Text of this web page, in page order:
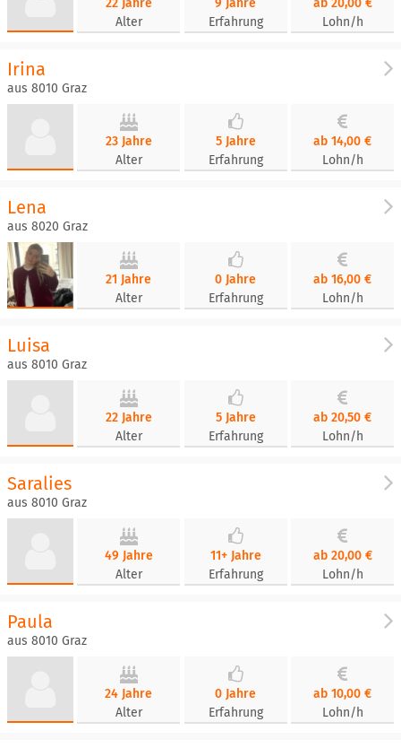
22 Jahre
Alter
9 Jahre
Erfahrung
ab 20,00 €
Lohn/h
Irina
aus 8010 Graz
23 Jahre
Alter
5 Jahre
Erfahrung
ab 14,00 €
Lohn/h
Lena
aus 8020 Graz
21 Jahre
Alter
0 Jahre
Erfahrung
ab 16,00 €
Lohn/h
Luisa
aus 8010 Graz
22 Jahre
Alter
5 Jahre
Erfahrung
ab 20,50 €
Lohn/h
Saralies
aus 8010 Graz
49 Jahre
Alter
11+ Jahre
Erfahrung
ab 20,00 €
Lohn/h
Paula
aus 8010 Graz
24 Jahre
Alter
0 Jahre
Erfahrung
ab 10,00 €
Lohn/h